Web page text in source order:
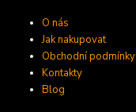
O nás
Jak nakupovat
Obchodní podmínky
Kontakty
Blog